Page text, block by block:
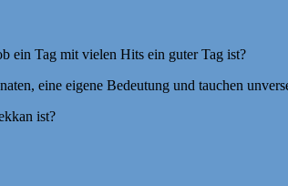
ein Tag mit vielen Hits ein guter Tag ist?
eine eigene Bedeutung und tauchen
ist?